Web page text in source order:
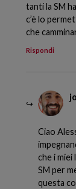
tanti la SM
c’è lo
che
Rispondi
Ciao
che i
SM per
questa